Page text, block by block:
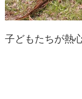
子どもたちが熱